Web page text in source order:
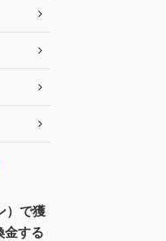
）で獲
金する